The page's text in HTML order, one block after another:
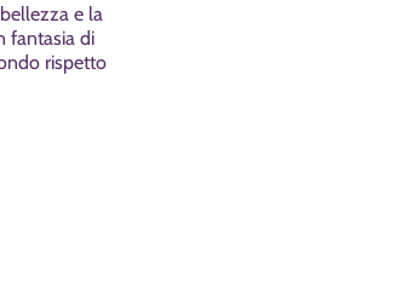
e la
fantasia di
rispetto